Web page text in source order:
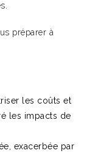
préparer à
les coûts et
les impacts de
exacerbée par